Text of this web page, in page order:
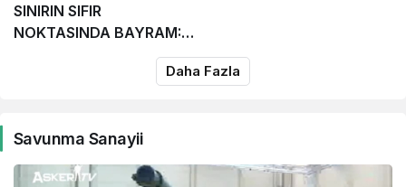
SINIRIN SIFIR
NOKTASINDA BAYRAM:
Daha Fazla
Savunma Sanayii